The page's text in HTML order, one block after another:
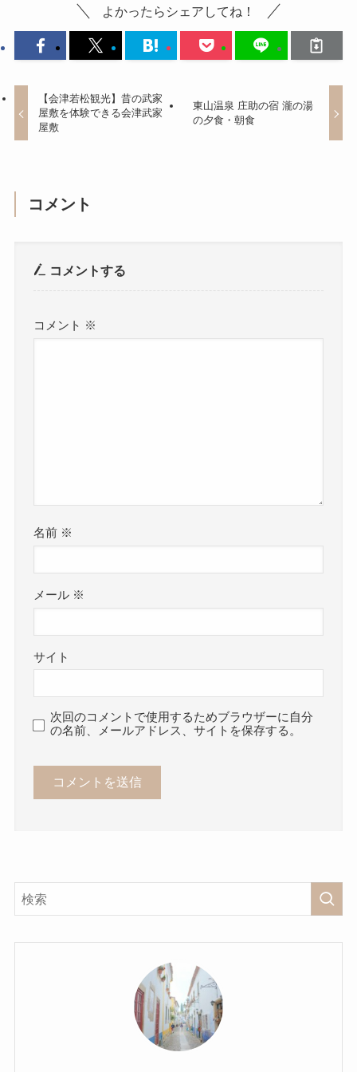
よかったらシェアしてね！
【会津若松観光】昔の武家
屋敷を体験できる会津武家
屋敷
東山温泉 庄助の宿 瀧の湯
の夕食・朝食
コメント
コメントする
コメント ※
名前 ※
メール ※
サイト
次回のコメントで使用するためブラウザーに自分
の名前、メールアドレス、サイトを保存する。